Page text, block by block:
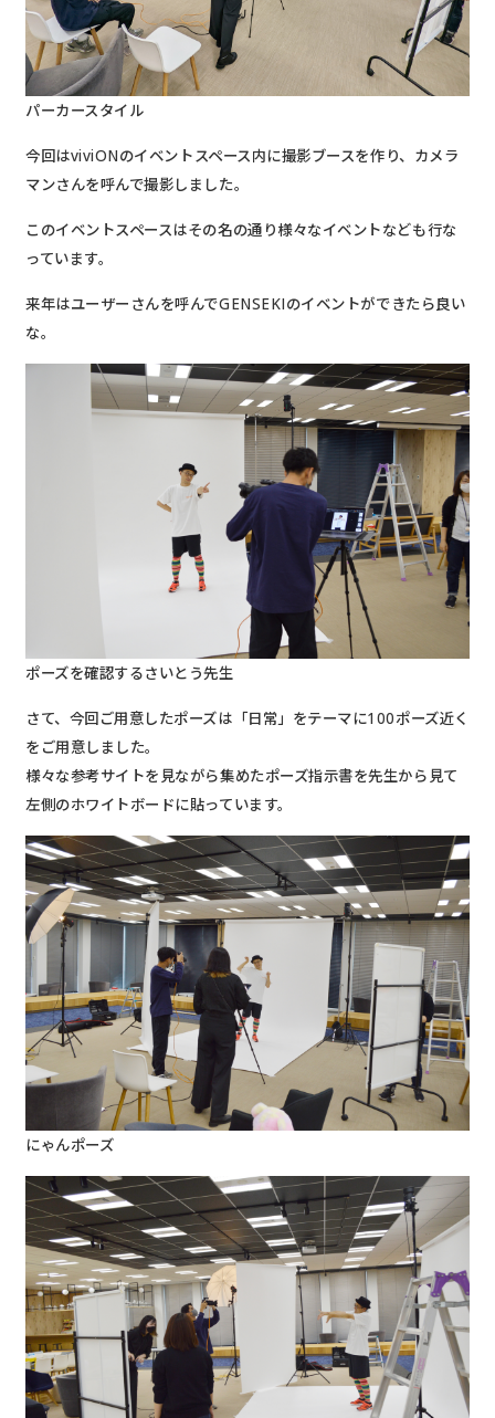
パーカースタイル
今回はviviONのイベントスペース内に撮影ブースを作り、カメラ
マンさんを呼んで撮影しました。
このイベントスペースはその名の通り様々なイベントなども行な
っています。
来年はユーザーさんを呼んでGENSEKIのイベントができたら良い
な。
ポーズを確認するさいとう先生
さて、今回ご用意したポーズは「日常」をテーマに100ポーズ近く
をご用意しました。
様々な参考サイトを見ながら集めたポーズ指示書を先生から見て
左側のホワイトボードに貼っています。
にゃんポーズ